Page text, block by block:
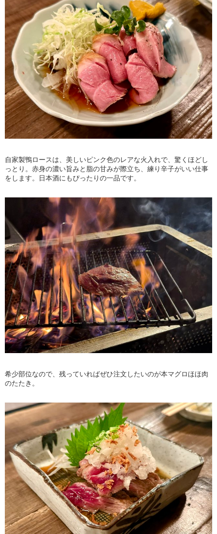
自家製鴨ロースは、美しいピンク色のレアな火入れで、驚くほどし
っとり。赤身の濃い旨みと脂の甘みが際立ち、練り辛子がいい仕事
をします。日本酒にもぴったりの一品です。
希少部位なので、残っていればぜひ注文したいのが本マグロほほ肉
のたたき。